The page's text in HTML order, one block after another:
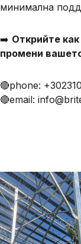
минимална
➡️ Открийте
промени
🔴phone:
🔴email: